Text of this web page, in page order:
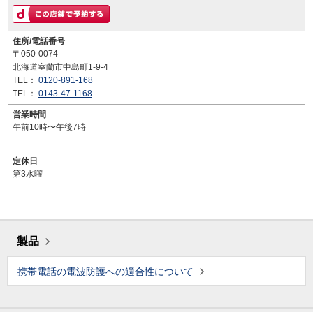
住所/電話番号
〒050-0074
北海道室蘭市中島町1-9-4
TEL： 0120-891-168
TEL： 0143-47-1168
営業時間
午前10時〜午後7時
定休日
第3水曜
製品
携帯電話の電波防護への適合性について